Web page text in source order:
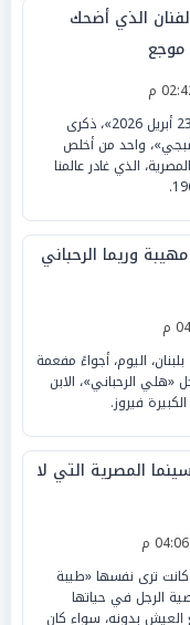
الذي أضحك
تحل اليوم الخميس الموافق «23 أبريل 2026»، ذكرى
واحد من أخلص
الذي غادر عالمنا
وريما الرحباني
اليوم، أجواءً مفعمة
«هلي الرحباني»، الابن
فيروز.
المصرية التي لا
كانت ترى نفسها «طيبة
الرجل في حياتها
العيش بدونه، سواء كان